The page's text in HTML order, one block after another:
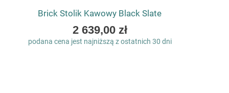
Brick Stolik Kawowy Black Slate
As
low
2 639,00 zł
podana cena jest najniższą z ostatnich 30 dni